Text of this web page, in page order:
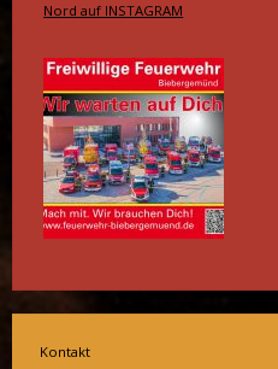
Nord auf INSTAGRAM
Kontakt